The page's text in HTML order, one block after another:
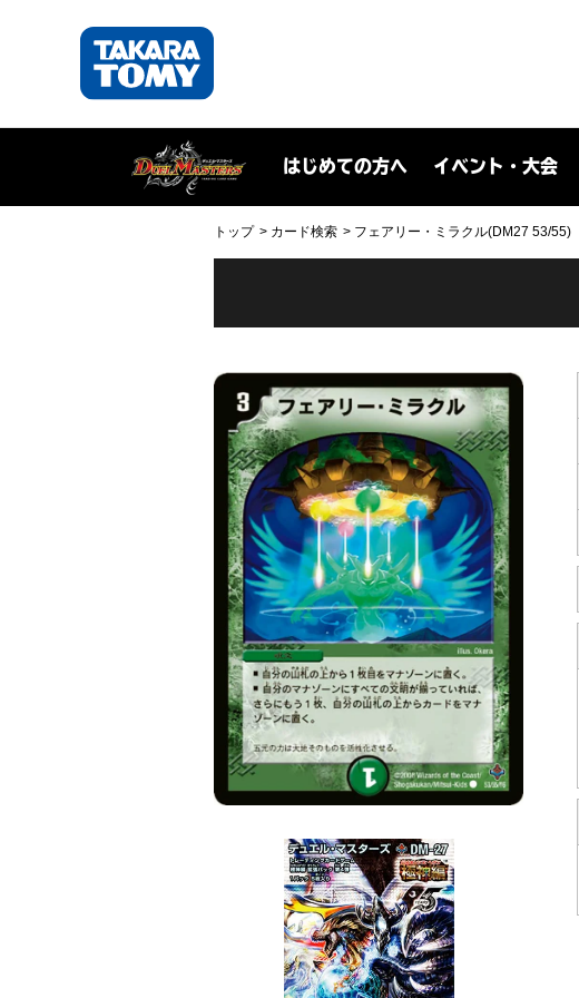
はじめての方へ イベント・大会
トップ カード検索 フェアリー・ミラクル(DM27 53/55)